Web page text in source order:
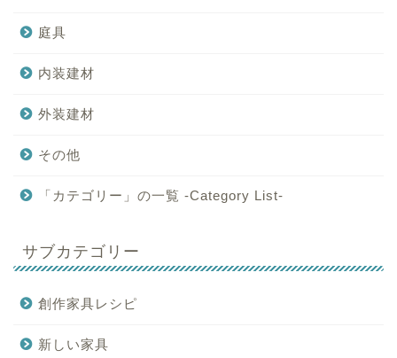
庭具
内装建材
外装建材
その他
「カテゴリー」の一覧 -Category List-
サブカテゴリー
創作家具レシピ
新しい家具